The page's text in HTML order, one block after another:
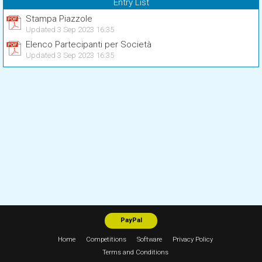
Entry List
Stampa Piazzole
Updated 3 Sep 2023 16:35
Elenco Partecipanti per Società
Updated 3 Sep 2023 16:35
PayPal
Home Competitions Software
Privacy Policy
Terms and Conditions